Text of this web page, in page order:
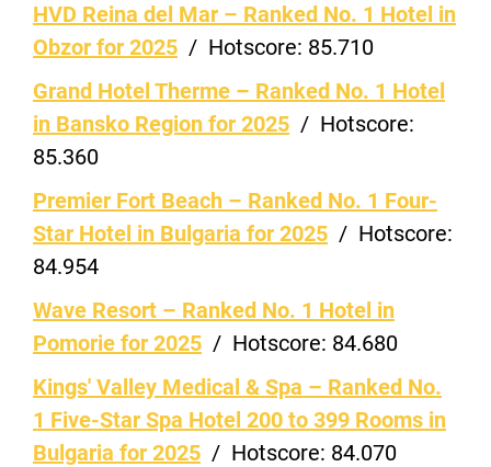
HVD Reina del Mar – Ranked No. 1 Hotel in
Obzor for 2025 / Hotscore: 85.710
Grand Hotel Therme – Ranked No. 1 Hotel
in Bansko Region for 2025 / Hotscore:
85.360
Premier Fort Beach – Ranked No. 1 Four-
Star Hotel in Bulgaria for 2025 / Hotscore:
84.954
Wave Resort – Ranked No. 1 Hotel in
Pomorie for 2025 / Hotscore: 84.680
Kings' Valley Medical & Spa – Ranked No.
1 Five-Star Spa Hotel 200 to 399 Rooms in
Bulgaria for 2025 / Hotscore: 84.070